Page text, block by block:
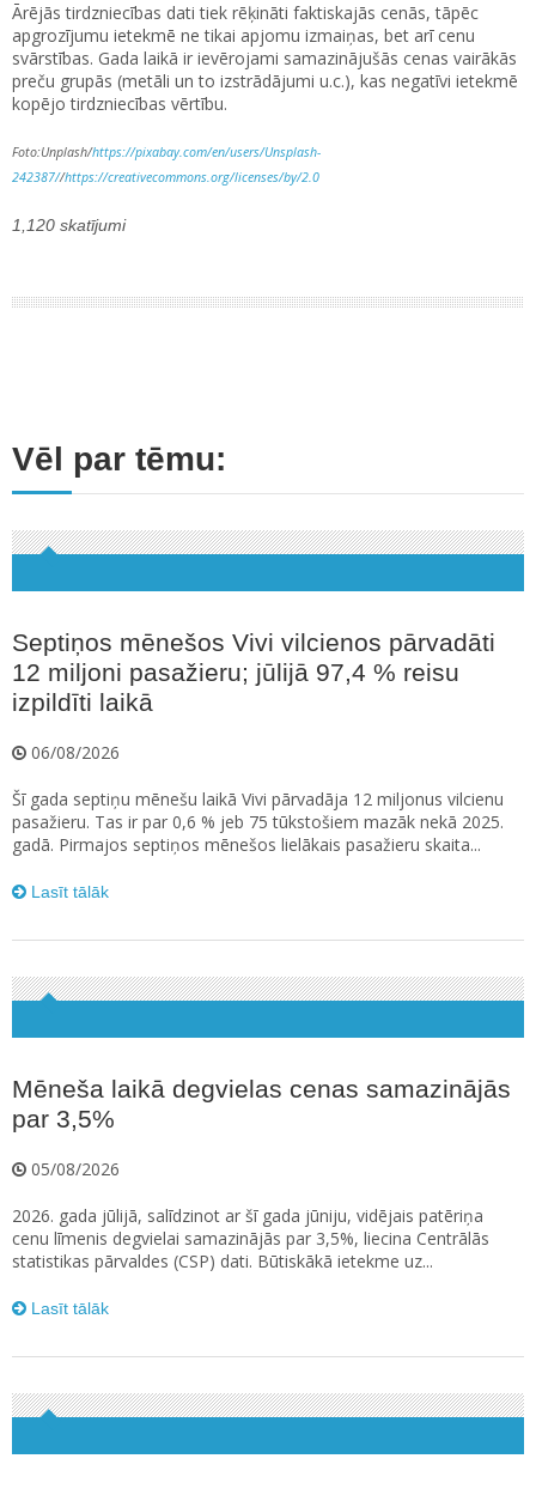
Ārējās tirdzniecības dati tiek rēķināti faktiskajās cenās, tāpēc
apgrozījumu ietekmē ne tikai apjomu izmaiņas, bet arī cenu
svārstības. Gada laikā ir ievērojami samazinājušās cenas vairākās
preču grupās (metāli un to izstrādājumi u.c.), kas negatīvi ietekmē
kopējo tirdzniecības vērtību.
Foto:Unplash/https://pixabay.com/en/users/Unsplash-
242387//https://creativecommons.org/licenses/by/2.0
1,120 skatījumi
Vēl par tēmu:
Septiņos mēnešos Vivi vilcienos pārvadāti
12 miljoni pasažieru; jūlijā 97,4 % reisu
izpildīti laikā
06/08/2026
Šī gada septiņu mēnešu laikā Vivi pārvadāja 12 miljonus vilcienu
pasažieru. Tas ir par 0,6 % jeb 75 tūkstošiem mazāk nekā 2025.
gadā. Pirmajos septiņos mēnešos lielākais pasažieru skaita...
Lasīt tālāk
Mēneša laikā degvielas cenas samazinājās
par 3,5%
05/08/2026
2026. gada jūlijā, salīdzinot ar šī gada jūniju, vidējais patēriņa
cenu līmenis degvielai samazinājās par 3,5%, liecina Centrālās
statistikas pārvaldes (CSP) dati. Būtiskākā ietekme uz...
Lasīt tālāk